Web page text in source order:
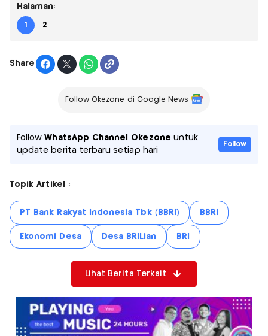
Halaman:
1 2
Share
Follow Okezone di Google News
FollowWhatsApp Channel Okezone untuk
update berita terbaru setiap hari
Follow
Topik Artikel :
PT Bank Rakyat Indonesia Tbk (BBRI) BBRI
Ekonomi Desa Desa BRILian BRI
Lihat Berita Terkait